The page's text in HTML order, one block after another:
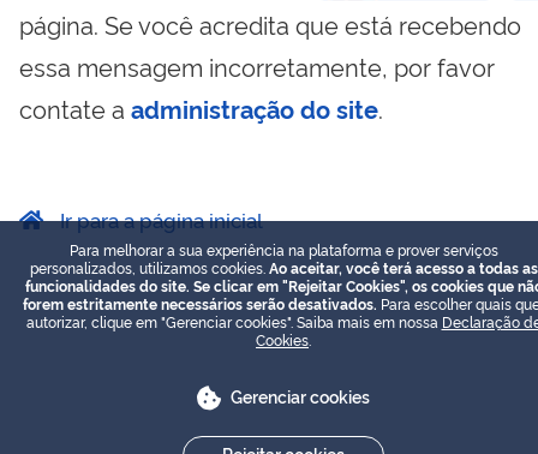
página. Se você acredita que está recebendo
essa mensagem incorretamente, por favor
contate a administração do site.
Ir para a página inicial
Para melhorar a sua experiência na plataforma e prover serviços
personalizados, utilizamos cookies. Ao aceitar, você terá acesso a todas as
funcionalidades do site. Se clicar em "Rejeitar Cookies", os cookies que
forem estritamente necessários serão desativados. Para escolher quais
autorizar, clique em "Gerenciar cookies". Saiba mais em nossa Declaração
Cookies
Gerenciar cookies